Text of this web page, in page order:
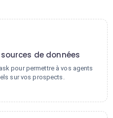
sources de données
pour permettre à vos agents
sur vos prospects.